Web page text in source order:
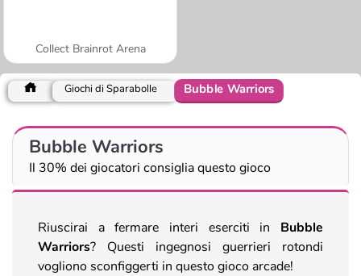
Collect Brainrot Arena
Giochi di Sparabolle Bubble Warriors
Bubble Warriors
Il 30% dei giocatori consiglia questo gioco
Riuscirai a fermare interi eserciti in Bubble
Warriors? Questi ingegnosi guerrieri rotondi
vogliono sconfiggerti in questo gioco arcade!